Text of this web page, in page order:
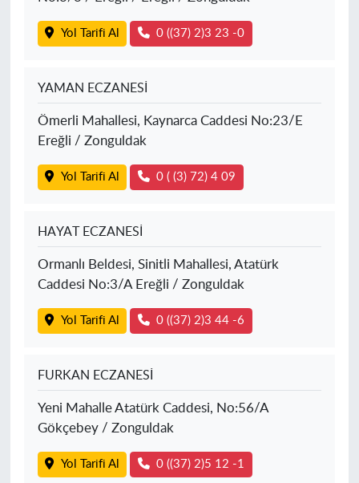
Yol Tarifi Al 0 ((37) 2)3 23 -0
YAMAN ECZANESİ
Ömerli Mahallesi, Kaynarca Caddesi No:23/E
Ereğli / Zonguldak
Yol Tarifi Al 0 ( (3) 72) 4 09
HAYAT ECZANESİ
Ormanlı Beldesi, Sinitli Mahallesi, Atatürk
Caddesi No:3/A Ereğli / Zonguldak
Yol Tarifi Al 0 ((37) 2)3 44 -6
FURKAN ECZANESİ
Yeni Mahalle Atatürk Caddesi, No:56/A
Gökçebey / Zonguldak
Yol Tarifi Al 0 ((37) 2)5 12 -1